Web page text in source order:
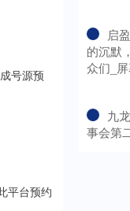
号源预
平台预约
启
的沉默
众们_
九
事会第